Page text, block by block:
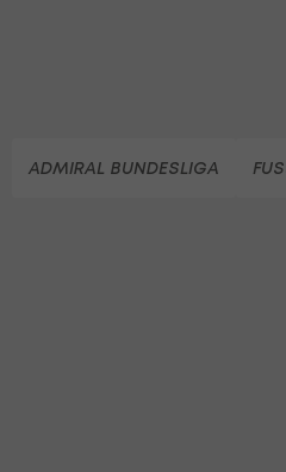
ADMIRAL BUNDESLIGA